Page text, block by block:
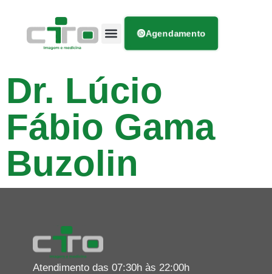
Agendamento
Dr. Lúcio
Fábio Gama
Buzolin
Atendimento das 07:30h às 22:00h